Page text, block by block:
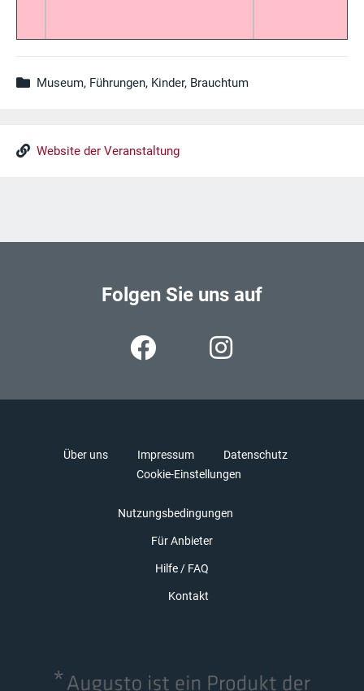
Museum, Führungen, Kinder, Brauchtum
Website der Veranstaltung
Folgen Sie uns auf
Über uns Impressum
Datenschutz
Cookie-Einstellungen
Nutzungsbedingungen
Für Anbieter
Hilfe / FAQ
Kontakt